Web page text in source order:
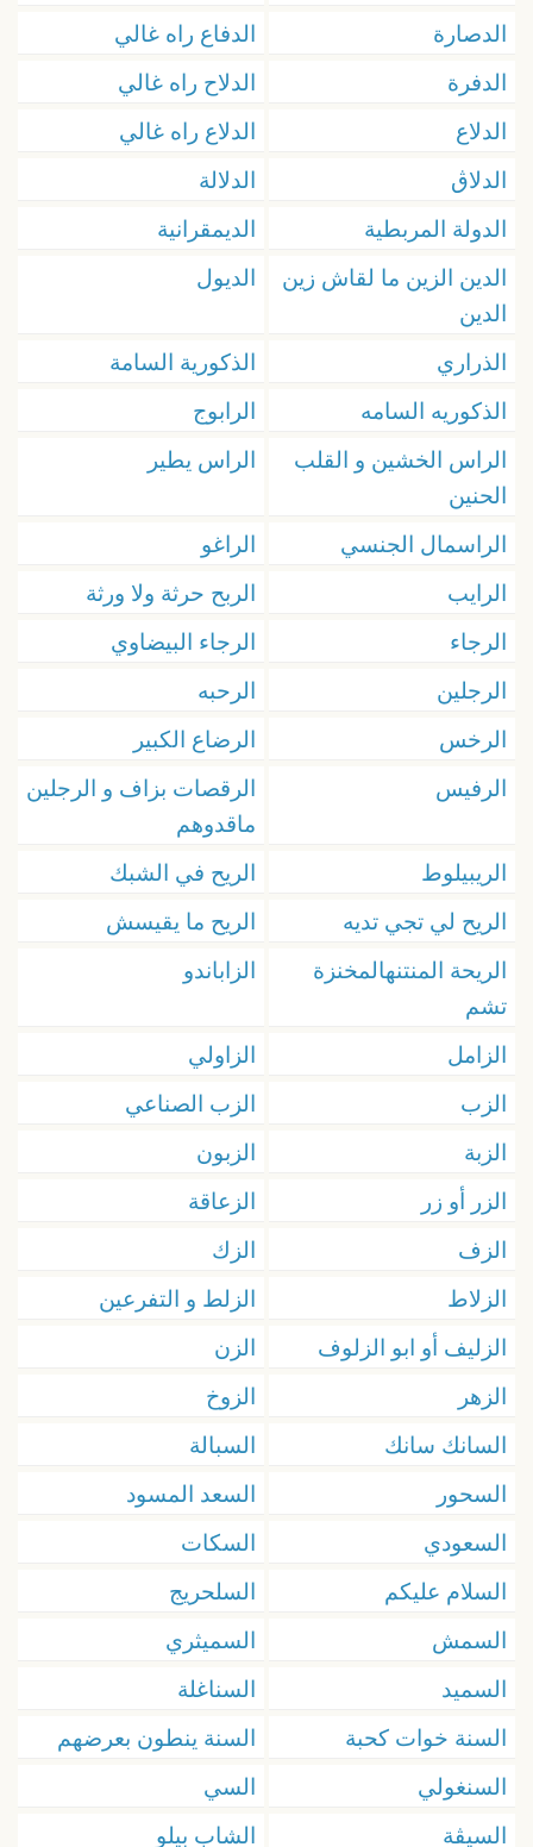
الدصارة
الدفاع راه غالي
الدفرة
الدلاح راه غالي
الدلاع
الدلاع راه غالي
الدلاڨ
الدلالة
الدولة المربطية
الديمقرانية
الدين الزين ما لقاش زين
الدين
الديول
الذراري
الذكورية السامة
الذكوريه السامه
الرابوج
الراس الخشين و القلب
الحنين
الراس يطير
الراسمال الجنسي
الراغو
الرايب
الربح حرثة ولا ورثة
الرجاء
الرجاء البيضاوي
الرجلين
الرحبه
الرخس
الرضاع الكبير
الرفيس
الرقصات بزاف و الرجلين
ماقدوهم
الريبيلوط
الريح في الشبك
الريح لي تجي تديه
الريح ما يقيسش
الريحة المنتنهالمخنزة
تشم
الزاباندو
الزامل
الزاولي
الزب
الزب الصناعي
الزبة
الزبون
الزر أو زر
الزعاقة
الزف
الزك
الزلاط
الزلط و التفرعين
الزليف أو ابو الزلوف
الزن
الزهر
الزوخ
السانك سانك
السبالة
السحور
السعد المسود
السعودي
السكات
السلام عليكم
السلحريج
السمش
السميثري
السميد
السناغلة
السنة خوات كحبة
السنة ينطون بعرضهم
السنغولي
السي
السيڨة
الشاب بيلو